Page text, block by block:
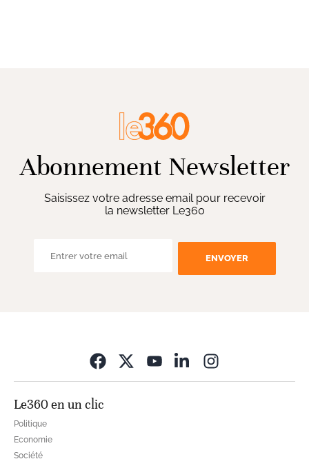
Abonnement Newsletter
Saisissez votre adresse email pour recevoir
la newsletter Le360
ENVOYER
Le360 en un clic
Politique
Economie
Société